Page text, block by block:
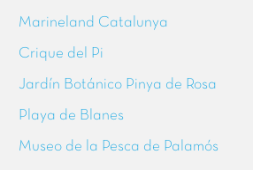
Marineland Catalunya
Crique del Pi
Jardín Botánico Pinya de Rosa
Playa de Blanes
Museo de la Pesca de Palamós